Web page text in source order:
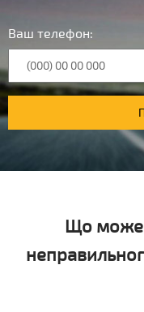
Ваш телефон:
Що може